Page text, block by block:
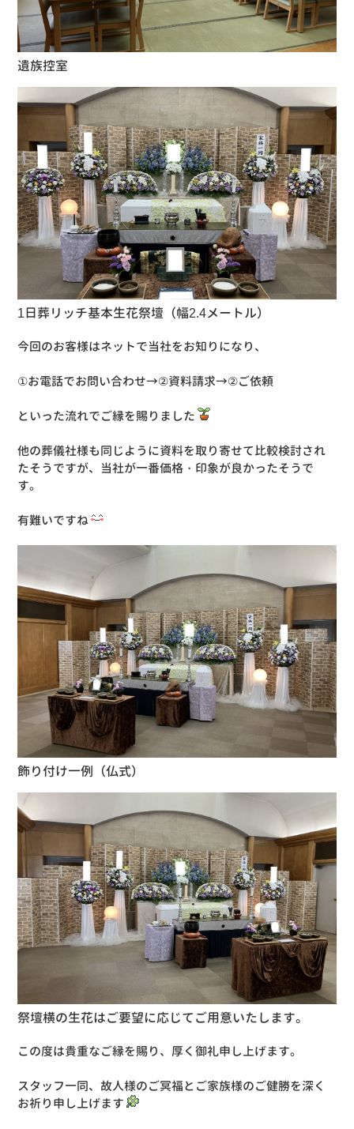
遺族控室
1日葬リッチ基本生花祭壇（幅2.4メートル）
今回のお客様はネットで当社をお知りになり、
①お電話でお問い合わせ→②資料請求→②ご依頼
といった流れでご縁を賜りました
他の葬儀社様も同じように資料を取り寄せて比較検討され
たそうですが、当社が一番価格・印象が良かったそうで
す。
有難いですね
飾り付け一例（仏式）
祭壇横の生花はご要望に応じてご用意いたします。
この度は貴重なご縁を賜り、厚く御礼申し上げます。
スタッフ一同、故人様のご冥福とご家族様のご健勝を深く
お祈り申し上げます